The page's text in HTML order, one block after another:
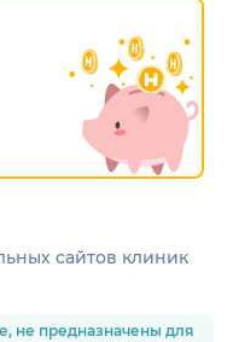
сайтов клиник
не предназначены для